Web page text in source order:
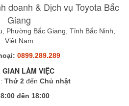
doanh & Dịch vụ Toyota Bắc
Giang
Phường Bắc Giang, Tỉnh Bắc Ninh,
Việt Nam
0899.289.289
GIAN LÀM VIỆC
: Thứ 2đến Chủ nhật
đến 18:00